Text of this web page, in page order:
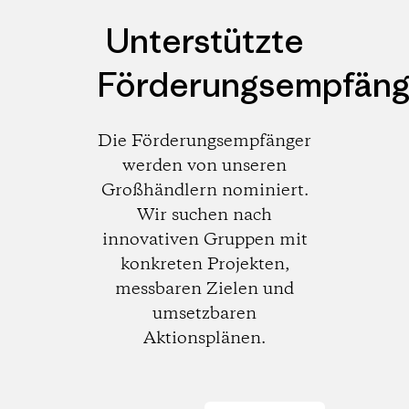
Unterstützte
Die Förderungsempfänger
werden von unseren
Großhändlern nominiert.
Wir suchen nach
innovativen Gruppen mit
konkreten Projekten,
messbaren Zielen und
umsetzbaren
Aktionsplänen.